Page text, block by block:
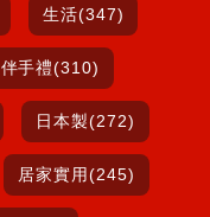
生活(347)
伴手禮(310)
日本製(272)
居家實用(245)